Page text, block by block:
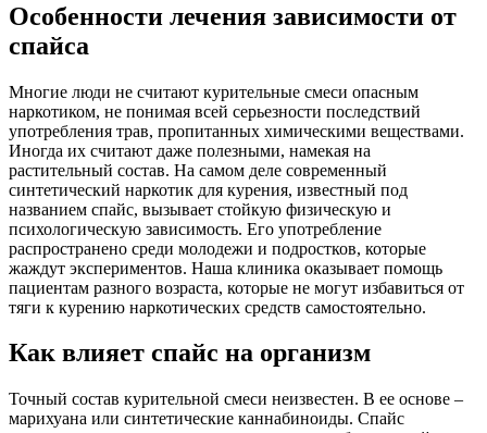
Особенности лечения зависимости от
спайса
Многие люди не считают курительные смеси опасным
наркотиком, не понимая всей серьезности последствий
употребления трав, пропитанных химическими веществами.
Иногда их считают даже полезными, намекая на
растительный состав. На самом деле современный
синтетический наркотик для курения, известный под
названием спайс, вызывает стойкую физическую и
психологическую зависимость. Его употребление
распространено среди молодежи и подростков, которые
жаждут экспериментов. Наша клиника оказывает помощь
пациентам разного возраста, которые не могут избавиться от
тяги к курению наркотических средств самостоятельно.
Как влияет спайс на организм
Точный состав курительной смеси неизвестен. В ее основе –
марихуана или синтетические каннабиноиды. Спайс